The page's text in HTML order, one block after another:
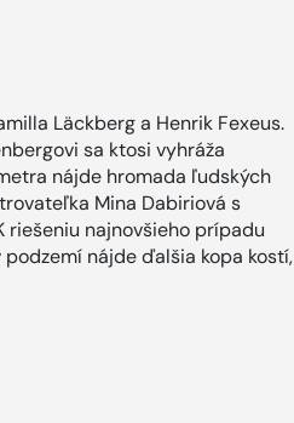
Läckberg a Henrik Fexeus.
sa ktosi vyhráža
nájde hromada ľudských
Mina Dabiriová s
riešeniu najnovšieho prípadu
nájde ďalšia kopa kostí,